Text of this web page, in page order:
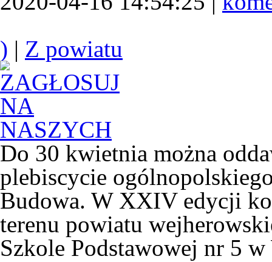
) | Z powiatu
Do 30 kwietnia można
plebiscycie
Budowa. W XXIV edycji
terenu powiatu
Szkole Podstawowej nr 5